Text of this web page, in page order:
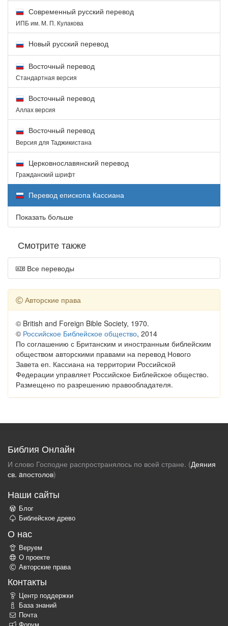
Современный русский перевод
ИПБ им. М. П. Кулакова
Новый русский перевод
Восточный перевод
Стандартная версия
Восточный перевод
Аллах версия
Восточный перевод
Версия для Таджикистана
Церковнославянский перевод
Гражданский шрифт
Перевод епископа Кассиана
Показать больше
Смотрите также
Все переводы
Авторские права
© British and Foreign Bible Society, 1970.
© Российское Библейское общество, 2014
По соглашению с Британским и иностранным библейским
обществом авторскими правами на перевод Нового
Завета еп. Кассиана на территории Российской
Федерации управляет Российское Библейское общество.
Размещено по разрешению правообладателя.
Библия Онлайн
И слово Господне распространялось по всей стране. (Деяния
св. aпостолов)
Наши сайты
Блог
Библейское древо
О нас
Веруем
О проекте
Авторские права
Контакты
Центр поддержки
База знаний
Почта